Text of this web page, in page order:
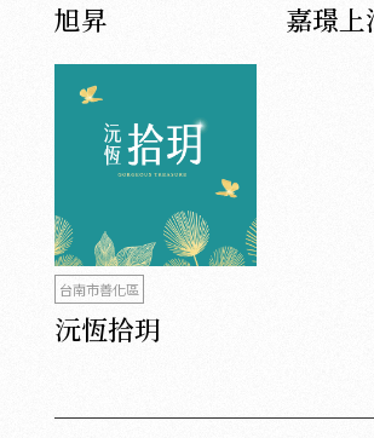
旭昇 嘉璟上
台南市善化區
沅恆拾玥